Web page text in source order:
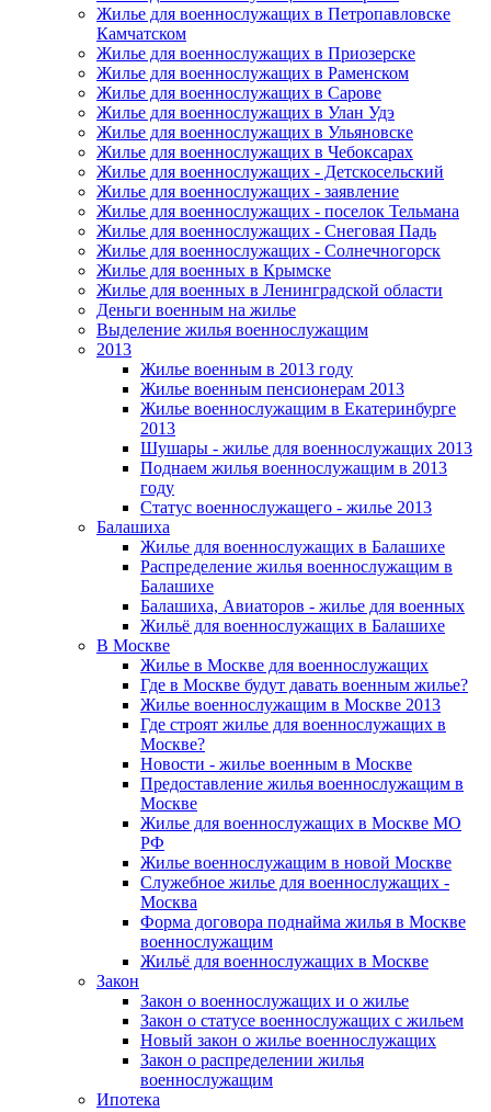
Жилье для военнослужащих в Петропавловске
Камчатском
Жилье для военнослужащих в Приозерске
Жилье для военнослужащих в Раменском
Жилье для военнослужащих в Сарове
Жилье для военнослужащих в Улан Удэ
Жилье для военнослужащих в Ульяновске
Жилье для военнослужащих в Чебоксарах
Жилье для военнослужащих - Детскосельский
Жилье для военнослужащих - заявление
Жилье для военнослужащих - поселок Тельмана
Жилье для военнослужащих - Снеговая Падь
Жилье для военнослужащих - Солнечногорск
Жилье для военных в Крымске
Жилье для военных в Ленинградской области
Деньги военным на жилье
Выделение жилья военнослужащим
2013
Жилье военным в 2013 году
Жилье военным пенсионерам 2013
Жилье военнослужащим в Екатеринбурге
2013
Шушары - жилье для военнослужащих 2013
Поднаем жилья военнослужащим в 2013
году
Статус военнослужащего - жилье 2013
Балашиха
Жилье для военнослужащих в Балашихе
Распределение жилья военнослужащим в
Балашихе
Балашиха, Авиаторов - жилье для военных
Жильё для военнослужащих в Балашихе
В Москве
Жилье в Москве для военнослужащих
Где в Москве будут давать военным жилье?
Жилье военнослужащим в Москве 2013
Где строят жилье для военнослужащих в
Москве?
Новости - жилье военным в Москве
Предоставление жилья военнослужащим в
Москве
Жилье для военнослужащих в Москве МО
РФ
Жилье военнослужащим в новой Москве
Служебное жилье для военнослужащих -
Москва
Форма договора поднайма жилья в Москве
военнослужащим
Жильё для военнослужащих в Москве
Закон
Закон о военнослужащих и о жилье
Закон о статусе военнослужащих с жильем
Новый закон о жилье военнослужащих
Закон о распределении жилья
военнослужащим
Ипотека